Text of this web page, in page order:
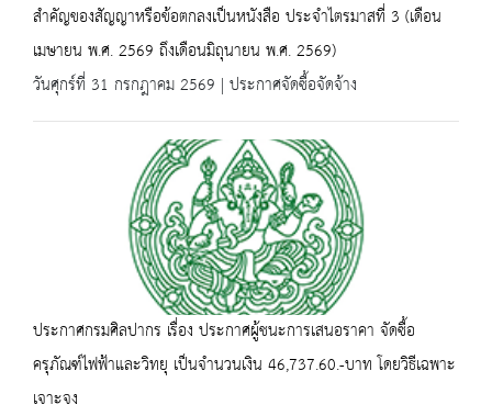
สำคัญของสัญญาหรือข้อตกลงเป็นหนังสือ ประจำไตรมาสที่ 3 (เดือน
เมษายน พ.ศ. 2569 ถึงเดือนมิถุนายน พ.ศ. 2569)
วันศุกร์ที่ 31 กรกฎาคม 2569 | ประกาศจัดซื้อจัดจ้าง
ประกาศกรมศิลปากร เรื่อง ประกาศผู้ชนะการเสนอราคา จัดซื้อ
ครุภัณฑ์ไฟฟ้าและวิทยุ เป็นจำนวนเงิน 46,737.60.-บาท โดยวิธีเฉพาะ
เจาะจง